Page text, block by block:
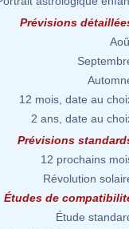
Prévisions
12 mois, date au
2 ans, date au
Prévisions
12 prochains
Révolution
Études de
Étude